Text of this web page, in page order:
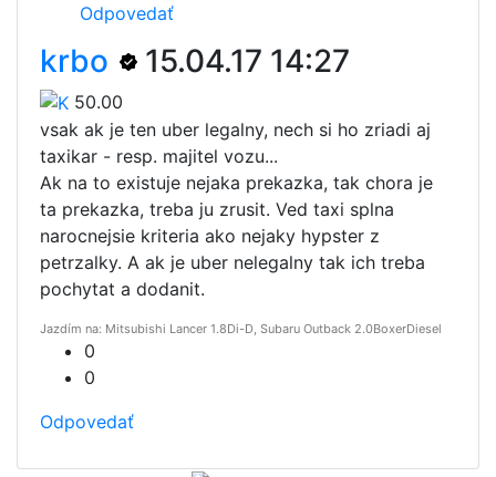
Odpovedať
krbo 15.04.17 14:27
50.00
vsak ak je ten uber legalny, nech si ho zriadi aj
taxikar - resp. majitel vozu...
Ak na to existuje nejaka prekazka, tak chora je
ta prekazka, treba ju zrusit. Ved taxi splna
narocnejsie kriteria ako nejaky hypster z
petrzalky. A ak je uber nelegalny tak ich treba
pochytat a dodanit.
Jazdím na: Mitsubishi Lancer 1.8Di-D, Subaru Outback 2.0BoxerDiesel
0
0
Odpovedať